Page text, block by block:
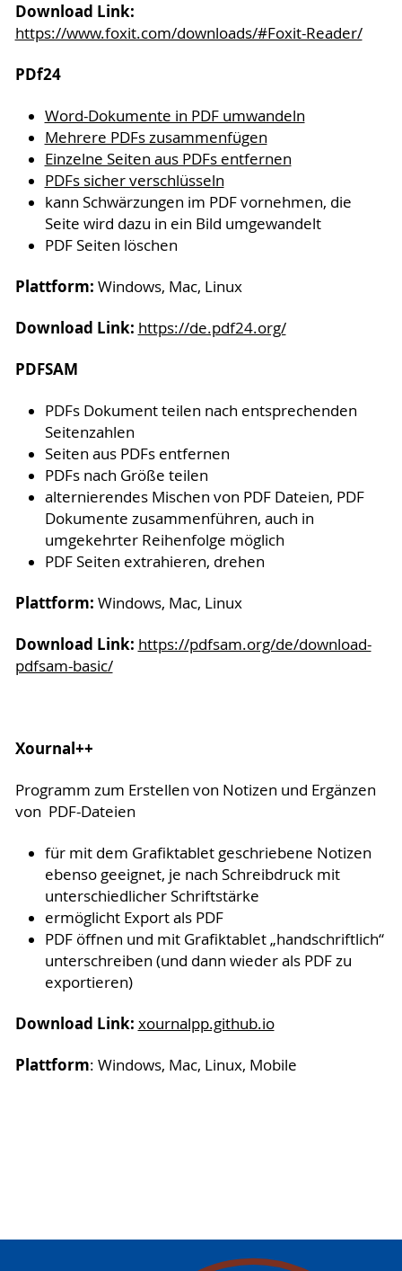
Download Link:
https://www.foxit.com/downloads/#Foxit-Reader/
PDf24
Word-Dokumente in PDF umwandeln
Mehrere PDFs zusammenfügen
Einzelne Seiten aus PDFs entfernen
PDFs sicher verschlüsseln
kann Schwärzungen im PDF vornehmen, die
Seite wird dazu in ein Bild umgewandelt
PDF Seiten löschen
Plattform: Windows, Mac, Linux
Download Link: https://de.pdf24.org/
PDFSAM
PDFs Dokument teilen nach entsprechenden
Seitenzahlen
Seiten aus PDFs entfernen
PDFs nach Größe teilen
alternierendes Mischen von PDF Dateien, PDF
Dokumente zusammenführen, auch in
umgekehrter Reihenfolge möglich
PDF Seiten extrahieren, drehen
Plattform: Windows, Mac, Linux
Download Link: https://pdfsam.org/de/download-
pdfsam-basic/
Xournal++
Programm zum Erstellen von Notizen und Ergänzen
von PDF-Dateien
für mit dem Grafiktablet geschriebene Notizen
ebenso geeignet, je nach Schreibdruck mit
unterschiedlicher Schriftstärke
ermöglicht Export als PDF
PDF öffnen und mit Grafiktablet „handschriftlich“
unterschreiben (und dann wieder als PDF zu
exportieren)
Download Link: xournalpp.github.io
Plattform: Windows, Mac, Linux, Mobile